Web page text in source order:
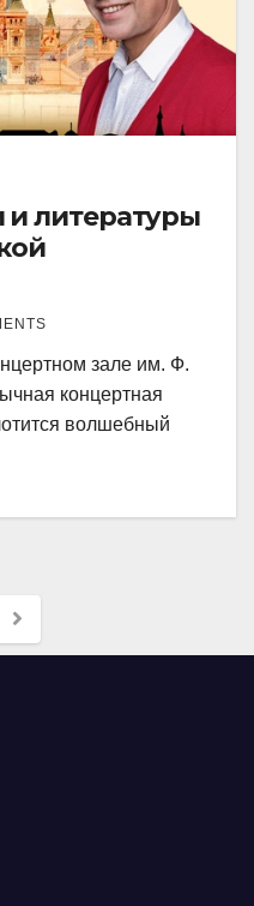
литературы
зале им. Ф.
концертная
волшебный